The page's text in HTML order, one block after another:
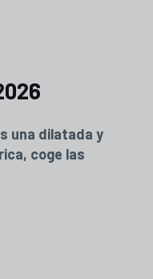
una dilatada y
coge las